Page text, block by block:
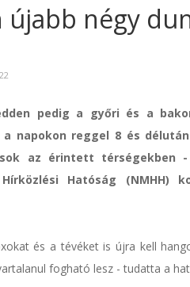
újabb négy
pedig a győri és a
napokon reggel 8 és
az érintett térségekben
Hatóság (NMHH)
és a tévéket is újra kell
fogható lesz - tudatta a